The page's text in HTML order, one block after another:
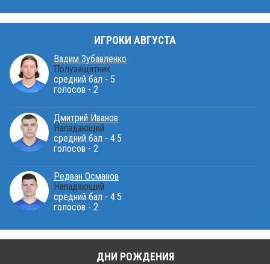
ИГРОКИ АВГУСТА
Вадим Зубавленко
Полузащитник
средний бал - 5
голосов - 2
Дмитрий Иванов
Нападающий
средний бал - 4.5
голосов - 2
Редван Османов
Нападающий
средний бал - 4.5
голосов - 2
ДНИ РОЖДЕНИЯ